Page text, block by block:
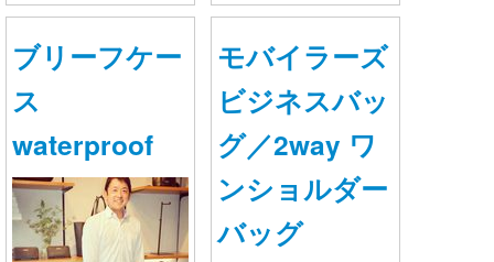
ブリーフケー
ス
waterproof
モバイラーズ
ビジネスバッ
グ／2way ワ
ンショルダー
バッグ